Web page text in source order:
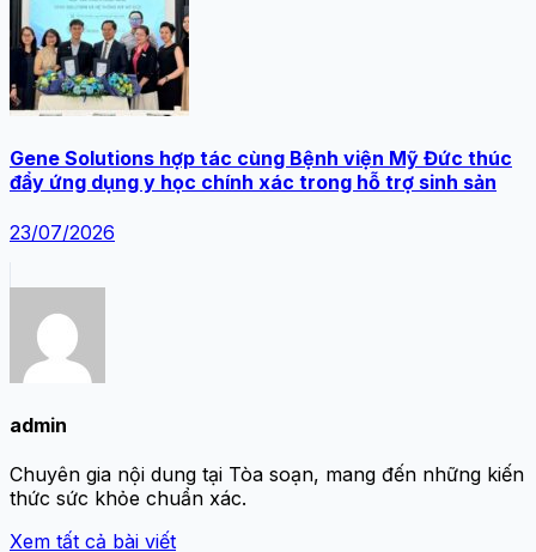
Gene Solutions hợp tác cùng Bệnh viện Mỹ Đức thúc
đẩy ứng dụng y học chính xác trong hỗ trợ sinh sản
23/07/2026
admin
Chuyên gia nội dung tại Tòa soạn, mang đến những kiến
thức sức khỏe chuẩn xác.
Xem tất cả bài viết